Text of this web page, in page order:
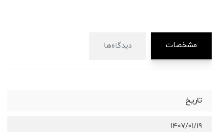
مشخصات دیدگاه‌ها
تاریخ
1407/01/19